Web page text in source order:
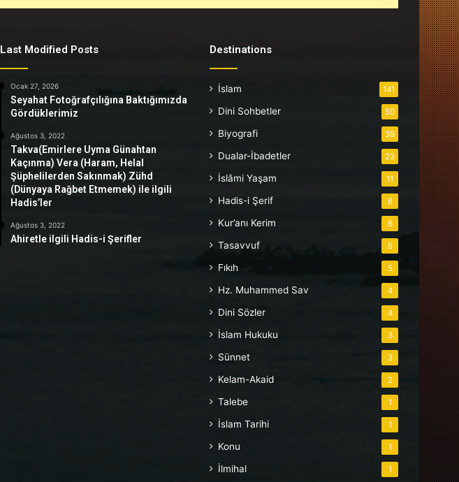
Last Modified Posts
Ocak 27, 2026
Seyahat Fotoğrafçılığına Baktığımızda
Gördüklerimiz
Ağustos 3, 2022
Takva(Emirlere Uyma Günahtan
Kaçınma) Vera (Haram, Helal
Şüphelilerden Sakınmak) Zühd
(Dünyaya Rağbet Etmemek) ile ilgili
Hadis’ler
Ağustos 3, 2022
Ahiretle ilgili Hadis-i Şerifler
Destinations
İslam 141
Dini Sohbetler 50
Biyografi 39
Dualar-İbadetler 23
İslâmi Yaşam 11
Hadis-i Şerif 6
Kur’anı Kerim 6
Tasavvuf 5
Fıkıh 5
Hz. Muhammed Sav 4
Dini Sözler 4
İslam Hukuku 3
Sünnet 3
Kelam-Akaid 2
Talebe 1
İslam Tarihi 1
Konu 1
İlmihal 1